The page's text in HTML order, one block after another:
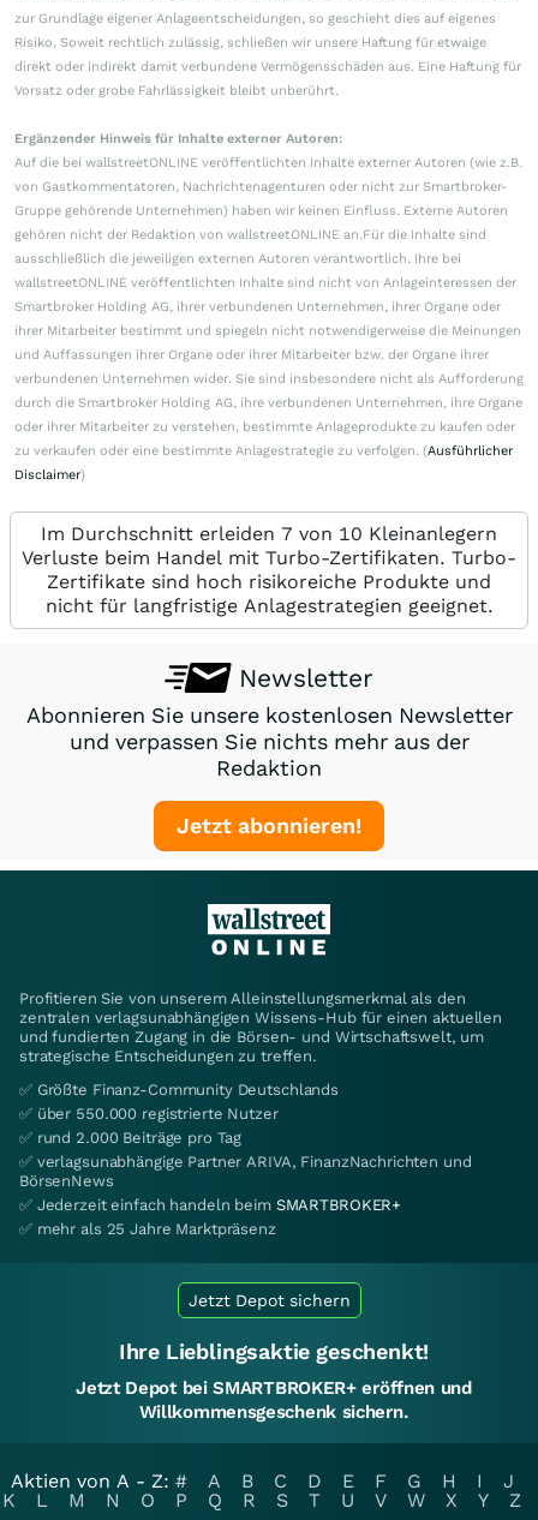
zur Grundlage eigener Anlageentscheidungen, so geschieht dies auf eigenes
Risiko. Soweit rechtlich zulässig, schließen wir unsere Haftung für etwaige
direkt oder indirekt damit verbundene Vermögensschäden aus. Eine Haftung für
Vorsatz oder grobe Fahrlässigkeit bleibt unberührt.
Ergänzender Hinweis für Inhalte externer Autoren:
Auf die bei wallstreetONLINE veröffentlichten Inhalte externer Autoren (wie z.B.
von Gastkommentatoren, Nachrichtenagenturen oder nicht zur Smartbroker-
Gruppe gehörende Unternehmen) haben wir keinen Einfluss. Externe Autoren
gehören nicht der Redaktion von wallstreetONLINE an.Für die Inhalte sind
ausschließlich die jeweiligen externen Autoren verantwortlich. Ihre bei
wallstreetONLINE veröffentlichten Inhalte sind nicht von Anlageinteressen der
Smartbroker Holding AG, ihrer verbundenen Unternehmen, ihrer Organe oder
ihrer Mitarbeiter bestimmt und spiegeln nicht notwendigerweise die Meinungen
und Auffassungen ihrer Organe oder ihrer Mitarbeiter bzw. der Organe ihrer
verbundenen Unternehmen wider. Sie sind insbesondere nicht als Aufforderung
durch die Smartbroker Holding AG, ihre verbundenen Unternehmen, ihre Organe
oder ihrer Mitarbeiter zu verstehen, bestimmte Anlageprodukte zu kaufen oder
zu verkaufen oder eine bestimmte Anlagestrategie zu verfolgen. (Ausführlicher
Disclaimer)
Im Durchschnitt erleiden 7 von 10 Kleinanlegern
Verluste beim Handel mit Turbo-Zertifikaten. Turbo-
Zertifikate sind hoch risikoreiche Produkte und
nicht für langfristige Anlagestrategien geeignet.
Newsletter
Abonnieren Sie unsere kostenlosen Newsletter
und verpassen Sie nichts mehr aus der
Redaktion
Jetzt abonnieren!
Profitieren Sie von unserem Alleinstellungsmerkmal als den
zentralen verlagsunabhängigen Wissens-Hub für einen aktuellen
und fundierten Zugang in die Börsen- und Wirtschaftswelt, um
strategische Entscheidungen zu treffen.
✅ Größte Finanz-Community Deutschlands
✅ über 550.000 registrierte Nutzer
✅ rund 2.000 Beiträge pro Tag
✅ verlagsunabhängige Partner ARIVA, FinanzNachrichten und
BörsenNews
✅ Jederzeit einfach handeln beim SMARTBROKER+
✅ mehr als 25 Jahre Marktpräsenz
Jetzt Depot sichern
Ihre Lieblingsaktie geschenkt!
Jetzt Depot bei SMARTBROKER+ eröffnen und
Willkommensgeschenk sichern.
Aktien von A - Z: # A B C D E F G H I
J
K
L M N O P Q R S T U V W X Y
Z